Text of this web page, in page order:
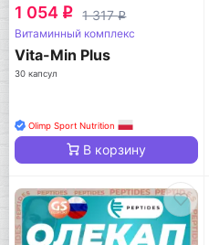
1 054 q 1 317q
Витаминный комплекс
Vita-Min Plus
30 капсул
Olimp Sport Nutrition
В корзину